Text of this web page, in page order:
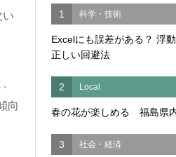
い
向
1 科学・技術
Excelにも誤差がある？ 浮
正しい回避法
2 Local
春の花が楽しめる 福島県
3 社会・経済